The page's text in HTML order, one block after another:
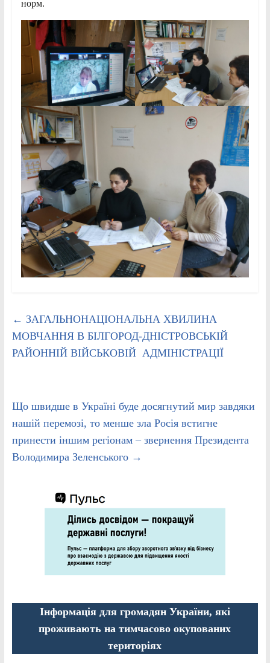
норм.
← ЗАГАЛЬНОНАЦІОНАЛЬНА ХВИЛИНА
МОВЧАННЯ В БІЛГОРОД-ДНІСТРОВСЬКІЙ
РАЙОННІЙ ВІЙСЬКОВІЙ АДМІНІСТРАЦІЇ
Що швидше в Україні буде досягнутий мир завдяки
нашій перемозі, то менше зла Росія встигне
принести іншим регіонам – звернення Президента
Володимира Зеленського →
Інформація для громадян України, які
проживають на тимчасово окупованих
територіях